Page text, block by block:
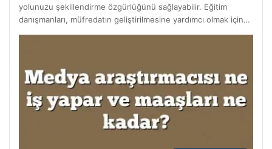
yolunuzu şekillendirme özgürlüğünü sağlayabilir. Eğitim
danışmanları, müfredatın geliştirilmesine yardımcı olmak için…